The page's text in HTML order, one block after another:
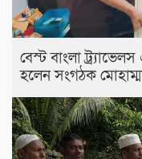
বেস্ট বাংলা
হলেন সংগঠক